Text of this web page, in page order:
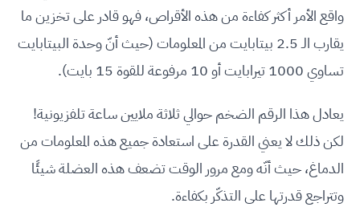
واقع الأمر أكثر كفاءة من هذه الأقراص، فهو قادر على تخزين ما
يقارب الـ 2.5 بيتابايت من المعلومات (حيث أنّ وحدة البيتابايت
تساوي 1000 تيرابايت أو 10 مرفوعة للقوة 15 بايت).
يعادل هذا الرقم الضخم حوالي ثلاثة ملايين ساعة تلفزيونية!
لكن ذلك لا يعني القدرة على استعادة جميع هذه المعلومات من
الدماغ، حيث أنّه ومع مرور الوقت تضعف هذه العضلة شيئًا
وتتراجع قدرتها على التذكّر بكفاءة.